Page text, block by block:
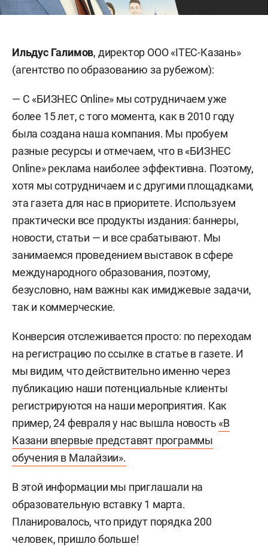
Ильдус Галимов, директор ООО «ITEC-Казань»
(агентство по образованию за рубежом):
— С «БИЗНЕС Online» мы сотрудничаем уже
более 15 лет, с того момента, как в 2010 году
была создана наша компания. Мы пробуем
разные ресурсы и отмечаем, что в «БИЗНЕС
Online» реклама наиболее эффективна. Поэтому,
хотя мы сотрудничаем и с другими площадками,
эта газета для нас в приоритете. Используем
практически все продукты издания: баннеры,
новости, статьи — и все срабатывают. Мы
занимаемся проведением выставок в сфере
международного образования, поэтому,
безусловно, нам важны как имиджевые задачи,
так и коммерческие.
Конверсия отслеживается просто: по переходам
на регистрацию по ссылке в статье в газете. И
мы видим, что действительно именно через
публикацию наши потенциальные клиенты
регистрируются на наши мероприятия. Как
пример, 24 февраля у нас вышла новость «В
Казани впервые представят программы
обучения в Малайзии».
В этой информации мы приглашали на
образовательную вставку 1 марта.
Планировалось, что придут порядка 200
человек, пришло больше!